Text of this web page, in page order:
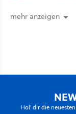
mehr anzeigen
Hol' dir die